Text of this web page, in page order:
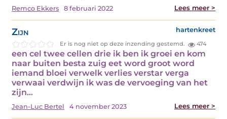
Remco Ekkers 8 februari 2022 Lees meer >
Zijn hartenkreet
Er is nog niet op deze inzending gestemd. 474
een cel twee cellen drie ik ben ik groei en kom
naar buiten besta zuig eet word groot word
iemand bloei verwelk verlies verstar verga
verwaai verdwijn ik was de vervoeging van het
zijn…
Jean-Luc Bertel 4 november 2023 Lees meer >